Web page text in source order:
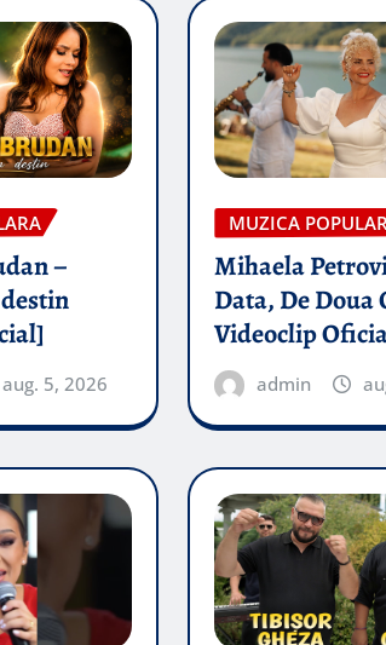
–
aug. 5, 2026
MUZICA
Mihaela
Data, De Doua
Videoclip
admin